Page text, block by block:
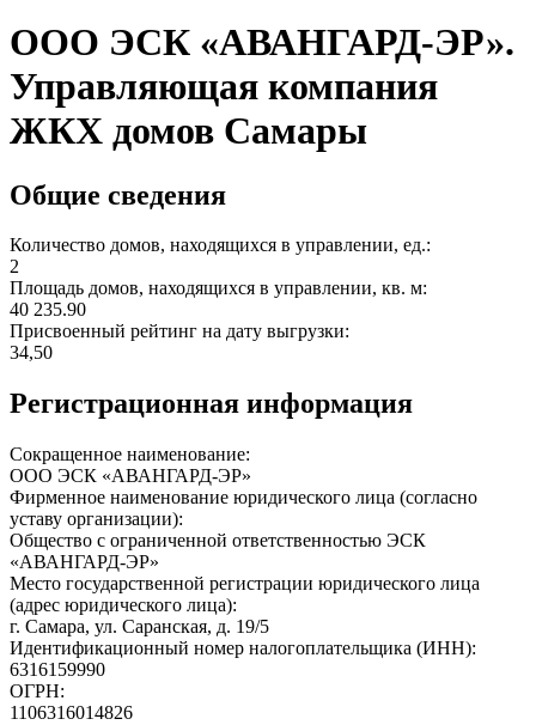
ООО ЭСК «АВАНГАРД-ЭР».
Управляющая компания
ЖКХ домов Самары
Общие сведения
Количество домов, находящихся в управлении, ед.:
2
Площадь домов, находящихся в управлении, кв. м:
40 235.90
Присвоенный рейтинг на дату выгрузки:
34,50
Регистрационная информация
Сокращенное наименование:
ООО ЭСК «АВАНГАРД-ЭР»
Фирменное наименование юридического лица (согласно
уставу организации):
Общество с ограниченной ответственностью ЭСК
«АВАНГАРД-ЭР»
Место государственной регистрации юридического лица
(адрес юридического лица):
г. Самара, ул. Саранская, д. 19/5
Идентификационный номер налогоплательщика (ИНН):
6316159990
ОГРН:
1106316014826